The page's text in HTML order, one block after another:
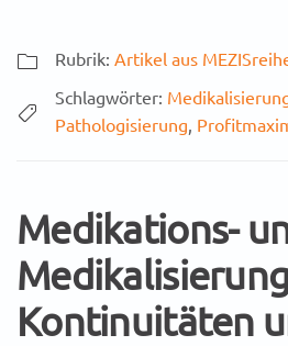
Rubrik: Artikel aus
Schlagwörter:
Pathologisierung,
Medikations-
Kontinuitäten